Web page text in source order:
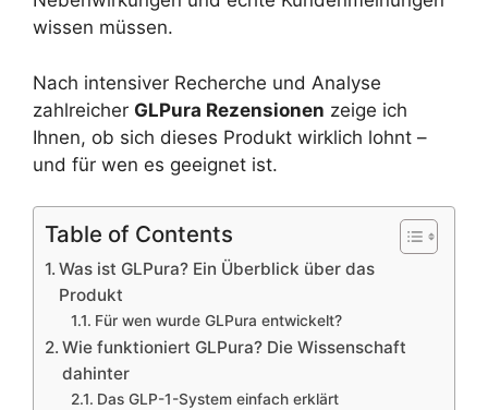
wissen müssen.
Nach intensiver Recherche und Analyse
zahlreicher GLPura Rezensionen zeige ich
Ihnen, ob sich dieses Produkt wirklich lohnt –
und für wen es geeignet ist.
Table of Contents
Was ist GLPura? Ein Überblick über das
Produkt
Für wen wurde GLPura entwickelt?
Wie funktioniert GLPura? Die Wissenschaft
dahinter
Das GLP-1-System einfach erklärt